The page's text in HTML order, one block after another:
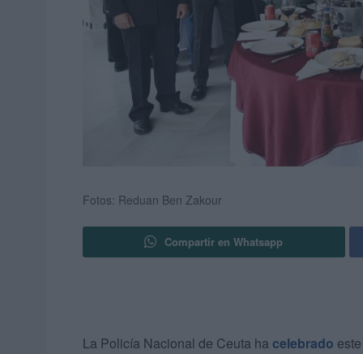
Fotos: Reduan Ben Zakour
Compartir en Whatsapp
La Policía Nacional de Ceuta ha celebrado